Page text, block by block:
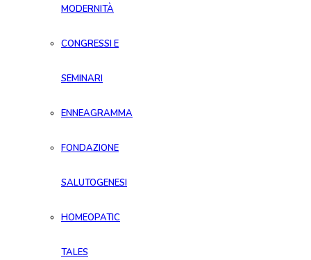
MODERNITÀ
CONGRESSI E
SEMINARI
ENNEAGRAMMA
FONDAZIONE
SALUTOGENESI
HOMEOPATIC
TALES